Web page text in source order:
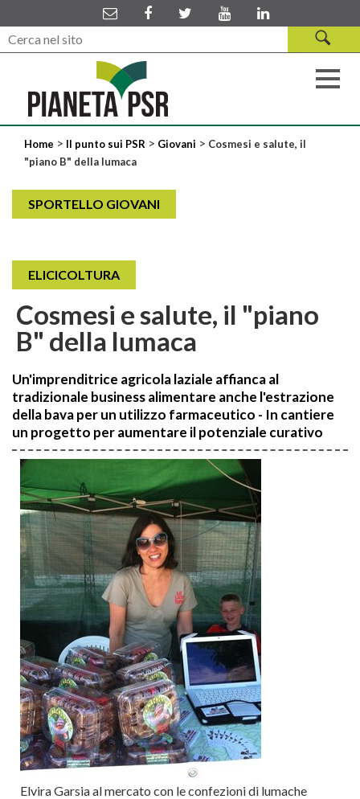
Home > Il punto sui PSR > Giovani > Cosmesi e salute, il
"piano B" della lumaca
SPORTELLO GIOVANI
ELICICOLTURA
Cosmesi e salute, il "piano
B" della lumaca
Un'imprenditrice agricola laziale affianca al
tradizionale business alimentare anche l'estrazione
della bava per un utilizzo farmaceutico - In cantiere
un progetto per aumentare il potenziale curativo
Elvira Garsia al mercato con le confezioni di lumache